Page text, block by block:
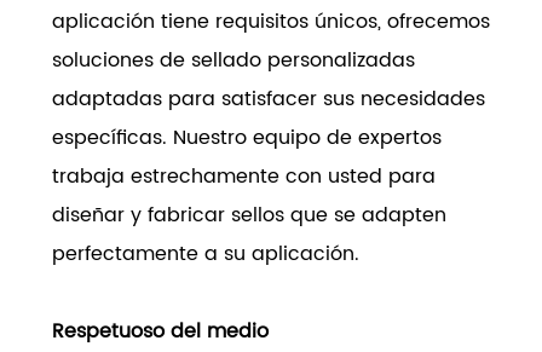
aplicación tiene requisitos únicos, ofrecemos
soluciones de sellado personalizadas
adaptadas para satisfacer sus necesidades
específicas. Nuestro equipo de expertos
trabaja estrechamente con usted para
diseñar y fabricar sellos que se adapten
perfectamente a su aplicación.
Respetuoso del medio